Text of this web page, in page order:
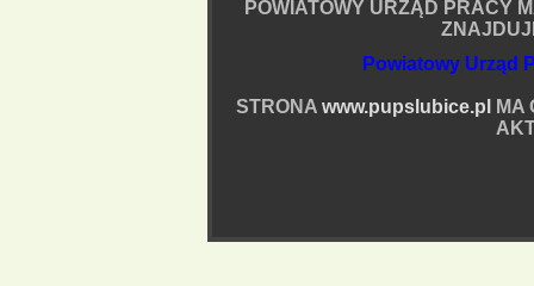
POWIATOWY URZĄD PRACY
Powiatowy Urząd
STRONA www.pupslubice.pl
MA